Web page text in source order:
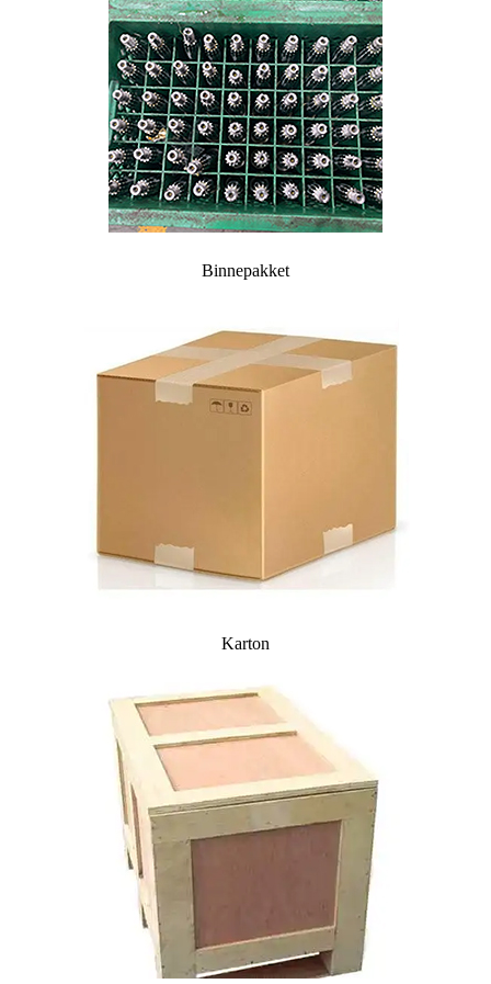
Binnepakket
Karton